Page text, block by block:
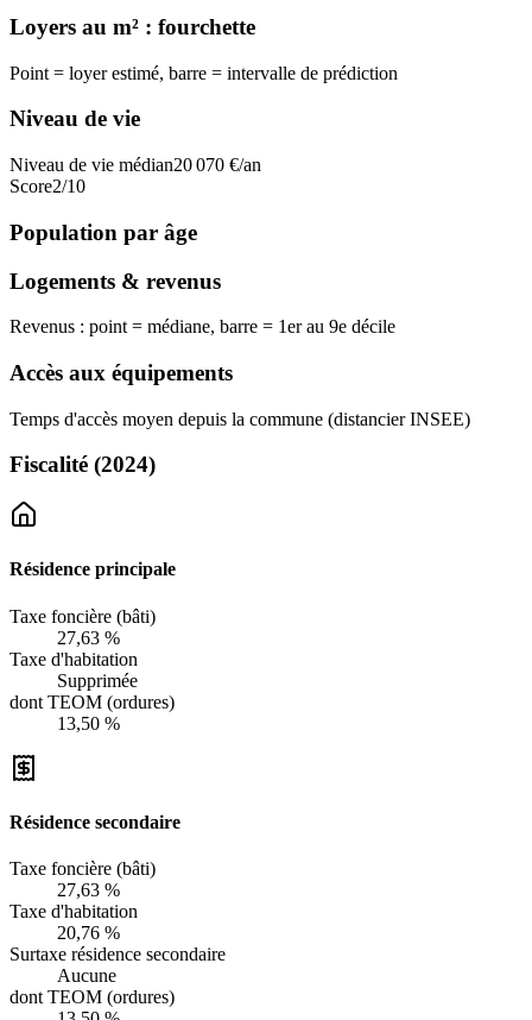
Loyers au m² : fourchette
Point = loyer estimé, barre = intervalle de prédiction
Niveau de vie
Niveau de vie médian20 070 €/an
Score2/10
Population par âge
Logements & revenus
Revenus : point = médiane, barre = 1er au 9e décile
Accès aux équipements
Temps d'accès moyen depuis la commune (distancier INSEE)
Fiscalité (2024)
Résidence principale
Taxe foncière (bâti)
27,63 %
Taxe d'habitation
Supprimée
dont TEOM (ordures)
13,50 %
Résidence secondaire
Taxe foncière (bâti)
27,63 %
Taxe d'habitation
20,76 %
Surtaxe résidence secondaire
Aucune
dont TEOM (ordures)